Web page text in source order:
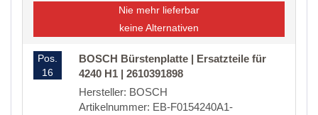
Nie mehr lieferbar
keine Alternativen
Pos.
16
BOSCH Bürstenplatte | Ersatzteile für
4240 H1 | 2610391898
Hersteller: BOSCH
Artikelnummer: EB-F0154240A1-